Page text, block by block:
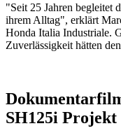
"Seit 25 Jahren begleitet
ihrem Alltag", erklärt
Honda Italia Industriale.
Zuverlässigkeit hätten
SH125i Projekt